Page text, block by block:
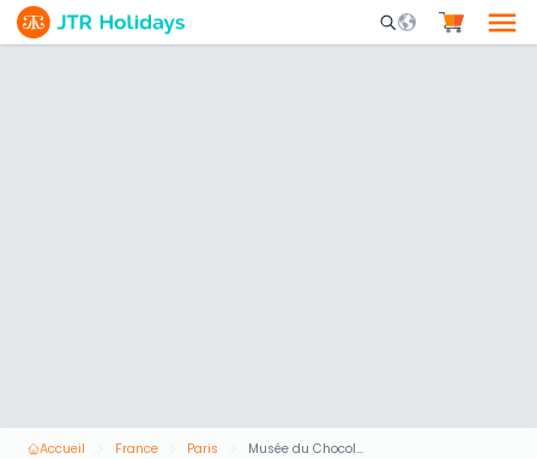
Mobile Search
Accueil France Paris Musée du Chocolat – Choco-Histoire Paris